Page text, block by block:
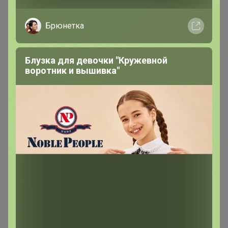
Энзимный комплекс и Противомикробный
комплекс."
Мари24ок
Магистр
В теме "БАДы высшего качества! Новинки -
Брюнетка
Блузка для девочки "Кружевной
воротник и вышивка"